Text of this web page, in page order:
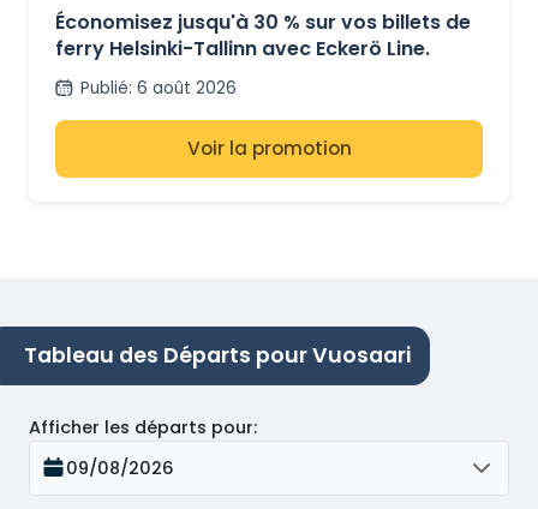
TALLINN
Économisez jusqu'à 30 % sur vos billets de
ferry Helsinki-Tallinn avec Eckerö Line.
Publié: 6 août 2026
Voir la promotion
Tableau des Départs pour Vuosaari
Afficher les départs pour:
09/08/2026